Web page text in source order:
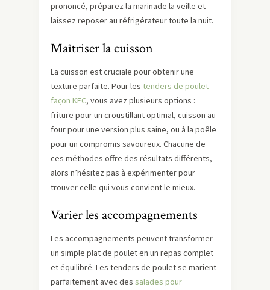
prononcé, préparez la marinade la veille et
laissez reposer au réfrigérateur toute la nuit.
Maîtriser la cuisson
La cuisson est cruciale pour obtenir une
texture parfaite. Pour les tenders de poulet
façon KFC, vous avez plusieurs options :
friture pour un croustillant optimal, cuisson au
four pour une version plus saine, ou à la poêle
pour un compromis savoureux. Chacune de
ces méthodes offre des résultats différents,
alors n’hésitez pas à expérimenter pour
trouver celle qui vous convient le mieux.
Varier les accompagnements
Les accompagnements peuvent transformer
un simple plat de poulet en un repas complet
et équilibré. Les tenders de poulet se marient
parfaitement avec des salades pour